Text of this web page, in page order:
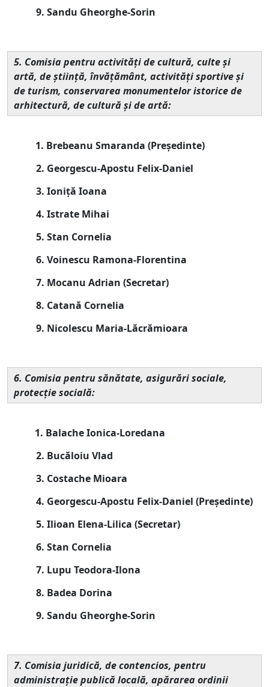
9. Sandu Gheorghe-Sorin
5. Comisia pentru activităţi de cultură, culte şi
artă, de ştiinţă, învăţământ, activităţi sportive şi
de turism, conservarea monumentelor istorice de
arhitectură, de cultură şi de artă:
1. Brebeanu Smaranda (Președinte)
2. Georgescu-Apostu Felix-Daniel
3. Ioniță Ioana
4. Istrate Mihai
5. Stan Cornelia
6. Voinescu Ramona-Florentina
7. Mocanu Adrian (Secretar)
8. Catană Cornelia
9. Nicolescu Maria-Lăcrămioara
6. Comisia pentru sănătate, asigurări sociale,
protecţie socială:
1. Balache Ionica-Loredana
2. Bucăloiu Vlad
3. Costache Mioara
4. Georgescu-Apostu Felix-Daniel (Președinte)
5. Ilioan Elena-Lilica (Secretar)
6. Stan Cornelia
7. Lupu Teodora-Ilona
8. Badea Dorina
9. Sandu Gheorghe-Sorin
7. Comisia juridică, de contencios, pentru
administraţie publică locală, apărarea ordinii